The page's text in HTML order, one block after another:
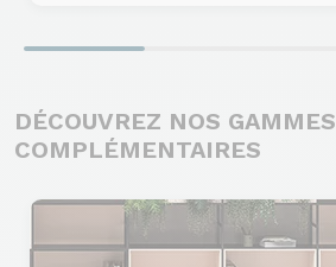
DÉCOUVREZ NOS GAMMES
COMPLÉMENTAIRES